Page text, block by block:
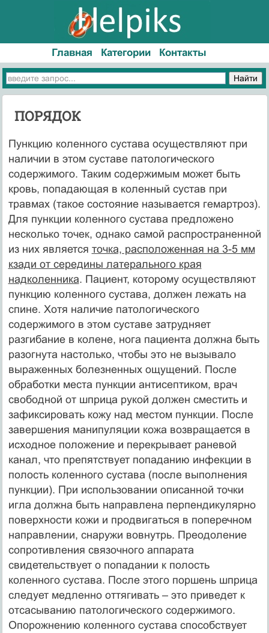
Главная Категории Контакты
ПОРЯДОК
Пункцию коленного сустава осуществляют при
наличии в этом суставе патологического
содержимого. Таким содержимым может быть
кровь, попадающая в коленный сустав при
травмах (такое состояние называется гемартроз).
Для пункции коленного сустава предложено
несколько точек, однако самой распространенной
из них является точка, расположенная на 3-5 мм
кзади от середины латерального края
надколенника. Пациент, которому осуществляют
пункцию коленного сустава, должен лежать на
спине. Хотя наличие патологического
содержимого в этом суставе затрудняет
разгибание в колене, нога пациента должна быть
разогнута настолько, чтобы это не вызывало
выраженных болезненных ощущений. После
обработки места пункции антисептиком, врач
свободной от шприца рукой должен сместить и
зафиксировать кожу над местом пункции. После
завершения манипуляции кожа возвращается в
исходное положение и перекрывает раневой
канал, что препятствует попаданию инфекции в
полость коленного сустава (после выполнения
пункции). При использовании описанной точки
игла должна быть направлена перпендикулярно
поверхности кожи и продвигаться в поперечном
направлении, снаружи вовнутрь. Преодоление
сопротивления связочного аппарата
свидетельствует о попадании к полость
коленного сустава. После этого поршень шприца
следует медленно оттягивать – это приведет к
отсасыванию патологического содержимого.
Опорожнению коленного сустава способствует